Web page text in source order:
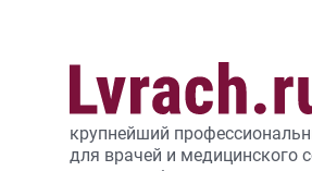
крупнейший
для врачей и медицинского